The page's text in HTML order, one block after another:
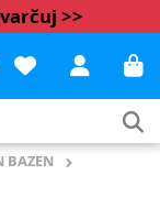
>>
BAZEN